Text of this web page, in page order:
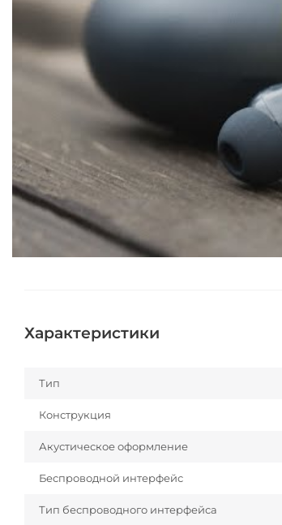
Характеристики
Тип
Конструкция
Акустическое оформление
Беспроводной интерфейс
Тип беспроводного интерфейса